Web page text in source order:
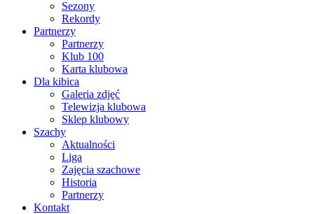
Sezony
Rekordy
Partnerzy
Partnerzy
Klub 100
Karta klubowa
Dla kibica
Galeria zdjęć
Telewizja klubowa
Sklep klubowy
Szachy
Aktualności
Liga
Zajęcia szachowe
Historia
Partnerzy
Kontakt